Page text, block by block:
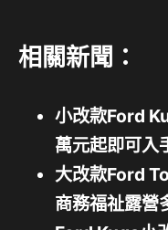
相關新聞：
小改款Ford
萬元起即可入
大改款Ford
商務福祉露營